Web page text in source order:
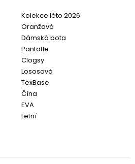
Kolekce léto 2026
Oranžová
Dámská bota
Pantofle
Clogsy
Lososová
TexBase
Čína
EVA
Letní